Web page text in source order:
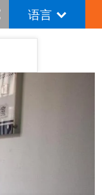
sharing options
语言